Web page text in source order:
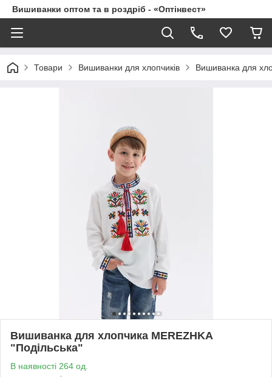
Вишиванки оптом та в роздріб - «Оптінвест»
Товари Вишиванки для хлопчиків Вишиванка для
Вишиванка для хлопчика MEREZHKA
"Подільська"
В наявності 264 од.